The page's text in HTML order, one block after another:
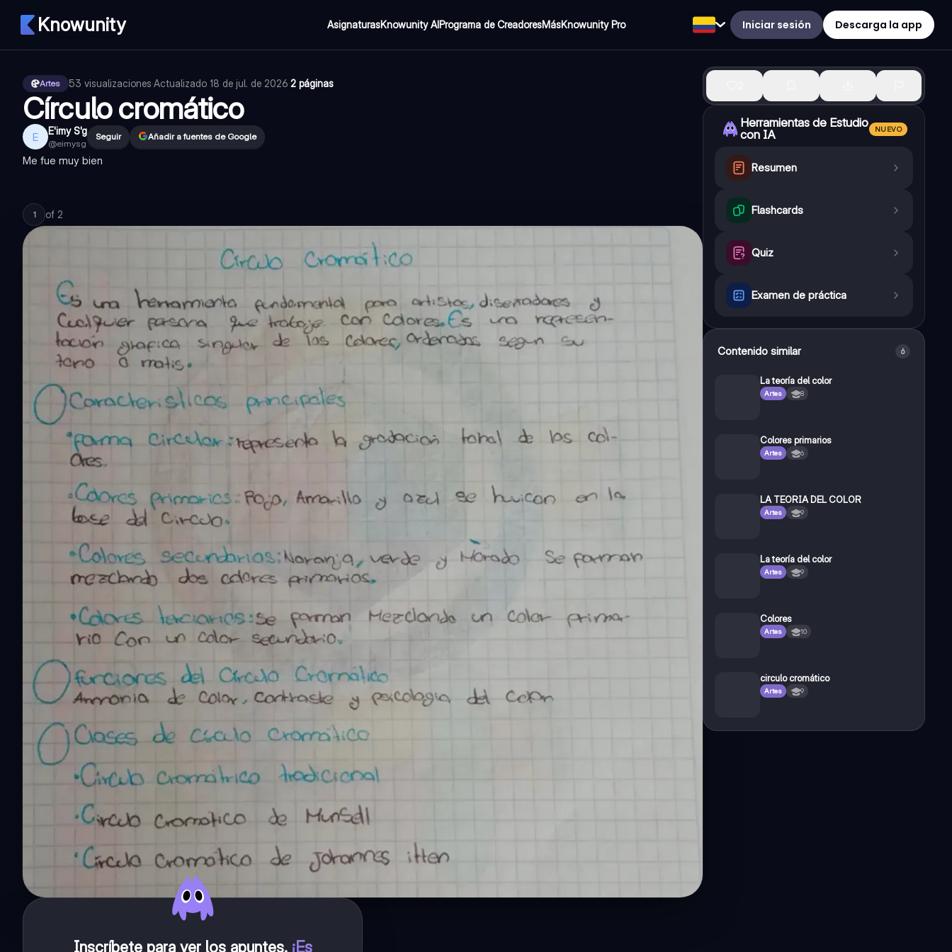
Knowunity AsignaturasKnowunity AIPrograma de CreadoresMásKnowunity Pro Iniciar sesión Descarga la app
Artes 53 visualizaciones·Actualizado 18 de jul. de 2026·2 páginas
Círculo cromático
E E'imy S'g
@eimysg
Seguir Añadir a fuentes de Google
Me fue muy bien
1 of 2
Inscríbete para ver los apuntes. ¡Es
Herramientas de Estudio
con IA
NUEVO
Resumen
Flashcards
Quiz
Examen de práctica
Contenido similar 6
La teoría del color
Artes 8
Colores primarios
Artes 6
LA TEORIA DEL COLOR
Artes 9
La teoría del color
Artes 9
Colores
Artes 10
circulo cromático
Artes 9